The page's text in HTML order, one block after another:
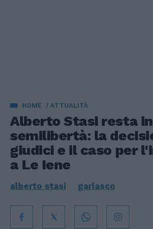
HOME ATTUALITÀ
Alberto Stasi resta in
semilibertà: la
giudici e il caso per
a Le Iene
alberto stasi garlasco